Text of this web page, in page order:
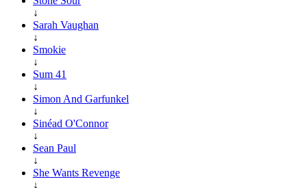
↓
Sarah Vaughan
↓
Smokie
↓
Sum 41
↓
Simon And Garfunkel
↓
Sinéad O'Connor
↓
Sean Paul
↓
She Wants Revenge
↓